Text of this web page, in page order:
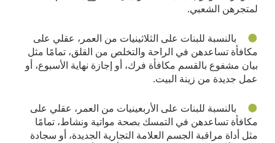
لمتجرهن الشعبي.
بالنسبة للبنات على الثلاثينيات من العمر، عقلي على
مكافأة تساعدهن في الراحة والتخلص من القلق، تمامًا مثل
بيان مشفوع بالقسم مكافأة فرك، أو إجازة نهاية الأسبوع، أو
عمل جديدة من زينة البيت.
بالنسبة للبنات على الأربعينيات من العمر، عقلي على
مكافأة تساعدهن في التمسك بصحة مواتية ونشاط، تمامًا
مثل أداة مراقبة الجسم العلامة التجارية الجديدة، أو سجادة